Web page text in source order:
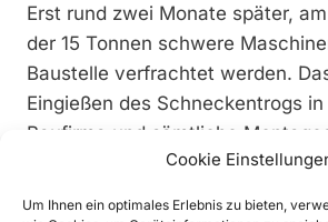
Cookie
Um Ihnen ein optimales Erlebnis zu bieten,
Erst rund zwei Monate später,
der 15 Tonnen schwere
Baustelle verfrachtet werden.
Eingießen des Schneckentrogs
Baufirma und sämtliche
verliefen reibungslos, auch wenn